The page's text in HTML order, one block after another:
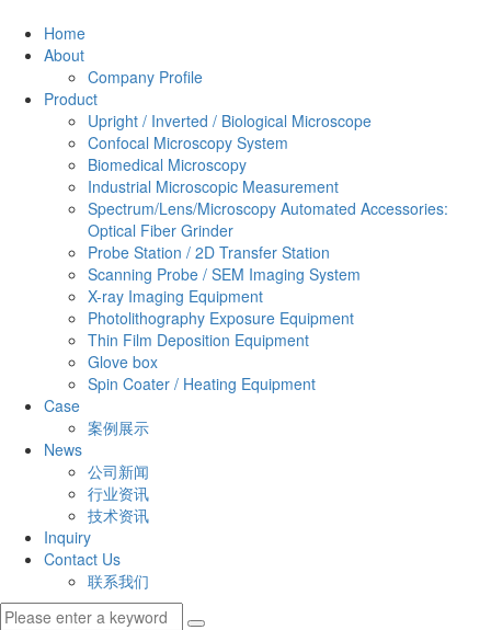
Home
About
Company Profile
Product
Upright / Inverted / Biological Microscope
Confocal Microscopy System
Biomedical Microscopy
Industrial Microscopic Measurement
Spectrum/Lens/Microscopy Automated Accessories:
Optical Fiber Grinder
Probe Station / 2D Transfer Station
Scanning Probe / SEM Imaging System
X-ray Imaging Equipment
Photolithography Exposure Equipment
Thin Film Deposition Equipment
Glove box
Spin Coater / Heating Equipment
Case
案例展示
News
公司新闻
行业资讯
技术资讯
Inquiry
Contact Us
联系我们